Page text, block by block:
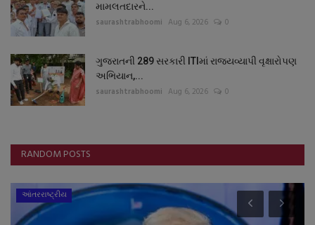
મામલતદારને...
saurashtrabhoomi Aug 6, 2026 0
ગુજરાતની 289 સરકારી ITIમાં રાજ્યવ્યાપી વૃક્ષારોપણ
અભિયાન,...
saurashtrabhoomi Aug 6, 2026 0
RANDOM POSTS
આંતરરાષ્ટ્રીય